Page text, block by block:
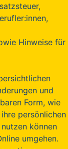
Hinweise für
und
Form, wie
persönlichen
können
umgehen.